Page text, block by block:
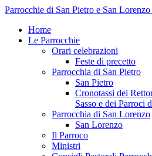
Parrocchie di San Pietro e San
Home
Le Parrocchie
Orari celebrazioni
Feste di precetto
Parrocchia di San Pietro
San Pietro
Cronotassi dei
Sasso e dei Parroci
Parrocchia di San Lorenzo
San Lorenzo
Il Parroco
Ministri